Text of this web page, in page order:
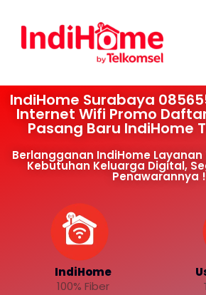
IndiHome Surabaya
Internet Wifi Promo
Pasang Baru IndiHome
Berlangganan IndiHome
Kebutuhan Keluarga Digital,
Penawarannya !
IndiHome
100% Fiber